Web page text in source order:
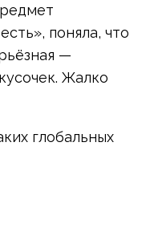
поняла, что
—
Жалко
глобальных